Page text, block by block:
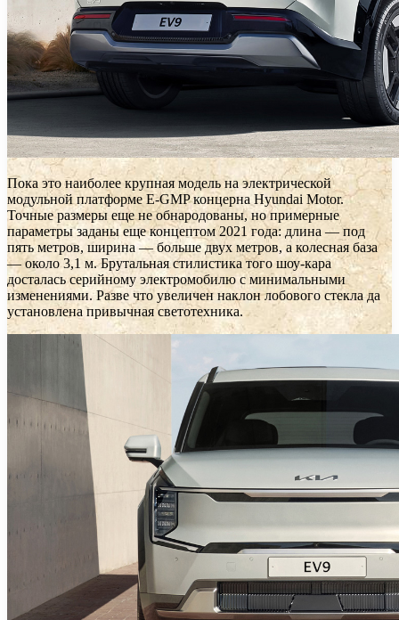
Пока это наиболее крупная модель на электрической
модульной платформе E-GMP концерна Hyundai Motor.
Точные размеры еще не обнародованы, но примерные
параметры заданы еще концептом 2021 года: длина — под
пять метров, ширина — больше двух метров, а колесная база
— около 3,1 м. Брутальная стилистика того шоу-кара
досталась серийному электромобилю с минимальными
изменениями. Разве что увеличен наклон лобового стекла да
установлена привычная светотехника.